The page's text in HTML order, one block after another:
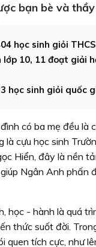
bạn bè và
học sinh giỏi
lớp 10, 11 đoạt giải
học sinh giỏi quốc
có ba mẹ đều là
là cựu học sinh
Hiển, đây là nền
Ngân Anh phấn
học - hành là quá
thức suốt đời.
quen tích cực, như